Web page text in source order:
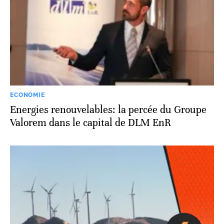
ECONOMIE
Energies renouvelables: la percée du Groupe
Valorem dans le capital de DLM EnR